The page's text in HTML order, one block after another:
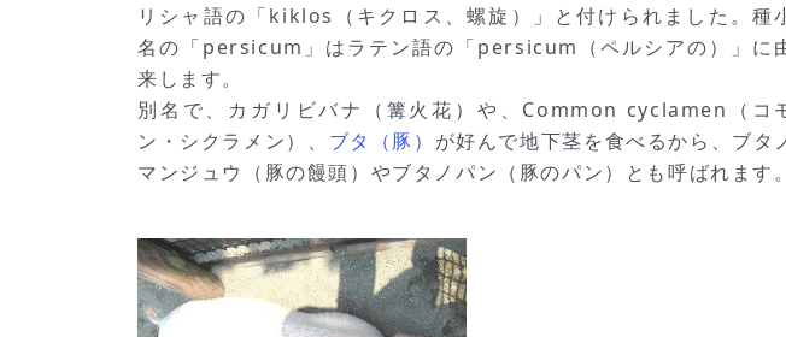
リシャ語の「kiklos（キクロス、螺旋）」と付けられました。種
名の「persicum」はラテン語の「persicum（ペルシアの）」に
来します。
別名で、カガリビバナ（篝火花）や、Common cyclamen（コ
ン・シクラメン）、 ブタ（豚） が好んで地下茎を食べるから、ブタ
マンジュウ（豚の饅頭）やブタノパン（豚のパン）とも呼ばれます。